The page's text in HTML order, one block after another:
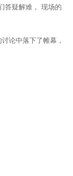
答疑解难， 现场的
论中落下了帷幕，